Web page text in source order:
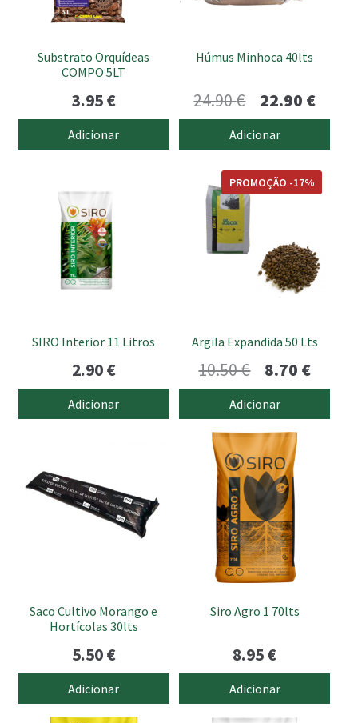
Substrato Orquídeas
COMPO 5LT
3.95€
Adicionar
Húmus Minhoca 40lts
24.90€
preço
original
era:
24.90 €.
22.90 €O
preço
atual
Adicionar
SIRO Interior 11 Litros
2.90€
Adicionar
Argila Expandida 50 Lts
PROMOÇÃO -17%
10.50€
preço
original
era:
10.50 €.
8.70 €O
preço
atual
Adicionar
Saco Cultivo Morango e
Hortícolas 30lts
5.50€
Adicionar
Siro Agro 1 70lts
8.95€
Adicionar